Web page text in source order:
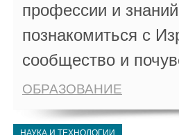
профессии и
познакомиться с
сообщество и
ОБРАЗОВАНИЕ
НАУКА И ТЕХНОЛОГИИ